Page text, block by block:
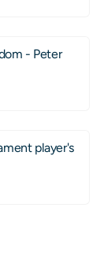
- Peter
player's